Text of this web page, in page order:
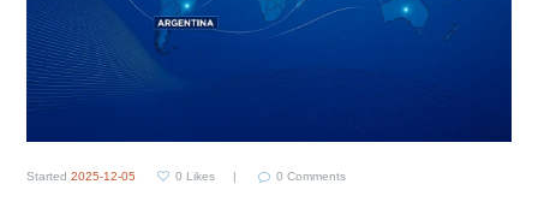
Started2025-12-05 0 Likes 0 Comments